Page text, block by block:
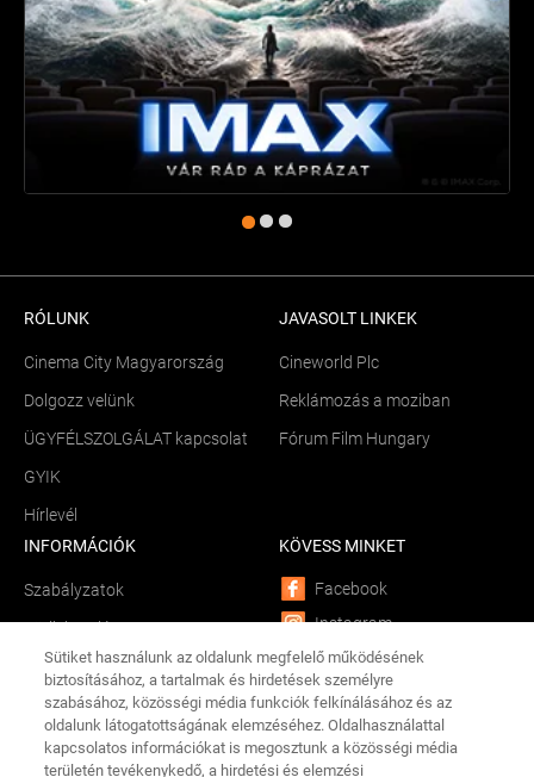
RÓLUNK
Cinema City Magyarország
Dolgozz velünk
ÜGYFÉLSZOLGÁLAT kapcsolat
GYIK
Hírlevél
JAVASOLT LINKEK
Cineworld Plc
Reklámozás a moziban
Fórum Film Hungary
INFORMÁCIÓK
Szabályzatok
Sütik kezelése
Békéltető testület
Összetevők és allergének
Adathalászat
KÖVESS MINKET
Facebook
Instagram
YouTube
LinkedIn
TikTok
CINEMA CITY APP
Sütiket használunk az oldalunk megfelelő működésének
biztosításához, a tartalmak és hirdetések személyre
szabásához, közösségi média funkciók felkínálásához és az
oldalunk látogatottságának elemzéséhez. Oldalhasználattal
kapcsolatos információkat is megosztunk a közösségi média
területén tevékenykedő, a hirdetési és elemzési